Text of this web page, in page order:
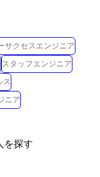
サクセスエンジニア
スタッフエンジニア
ス
ニア
を探す